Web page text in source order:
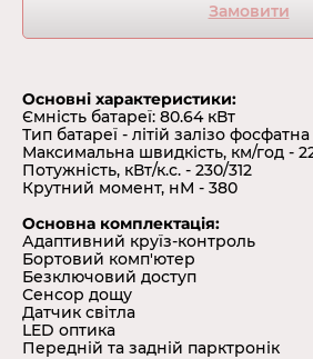
Замовити
Основні характеристики:
Ємність батареї: 80.64 кВт
Тип батареї - літій залізо
Максимальна швидкість, км/год -
Потужність, кВт/к.с. - 230/312
Крутний момент, нМ - 380
Основна комплектація:
Адаптивний круїз-контроль
Бортовий комп'ютер
Безключовий доступ
Сенсор дощу
Датчик світла
LED оптика
Передній та задній парктронік